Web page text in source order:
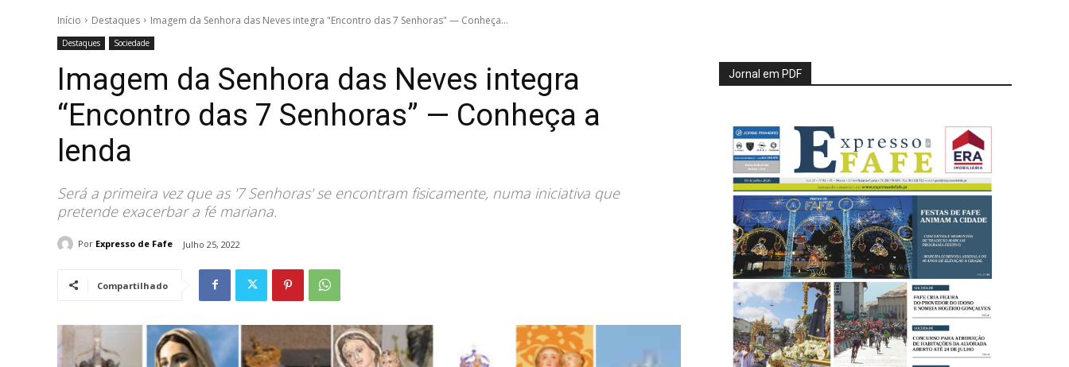
Início Destaques Imagem da Senhora das Neves integra "Encontro das 7 Senhoras" — Conheça...
Destaques Sociedade
Imagem da Senhora das Neves integra
“Encontro das 7 Senhoras” — Conheça a
lenda
Será a primeira vez que as '7 Senhoras' se encontram fisicamente, numa iniciativa que
pretende exacerbar a fé mariana.
Por Expresso de Fafe Julho 25, 2022
Compartilhado
Jornal em PDF